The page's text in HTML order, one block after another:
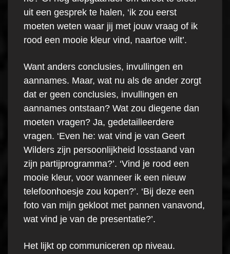
uit een gesprek te halen, ‘ik zou eerst
moeten weten waar jij met jouw vraag of ik
rood een mooie kleur vind, naartoe wilt’.
Want anders conclusies, invullingen en
aannames. Maar, wat nu als de ander zorgt
dat er geen conclusies, invullingen en
aannames ontstaan? Wat zou diegene dan
moeten vragen? Ja, gedetailleerdere
vragen. ‘Even he: wat vind je van Geert
Wilders zijn persoonlijkheid losstaand van
zijn partijprogramma?’. ‘Vind je rood een
mooie kleur, voor wanneer ik een nieuw
telefoonhoesje zou kopen?’. ‘Bij deze een
foto van mijn gekloot met pannen vanavond,
wat vind je van de presentatie?’.
Het lijkt op communiceren op niveau.